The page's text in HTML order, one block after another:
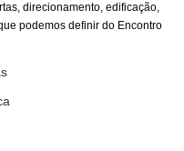
direcionamento, edificação,
podemos definir do Encontro